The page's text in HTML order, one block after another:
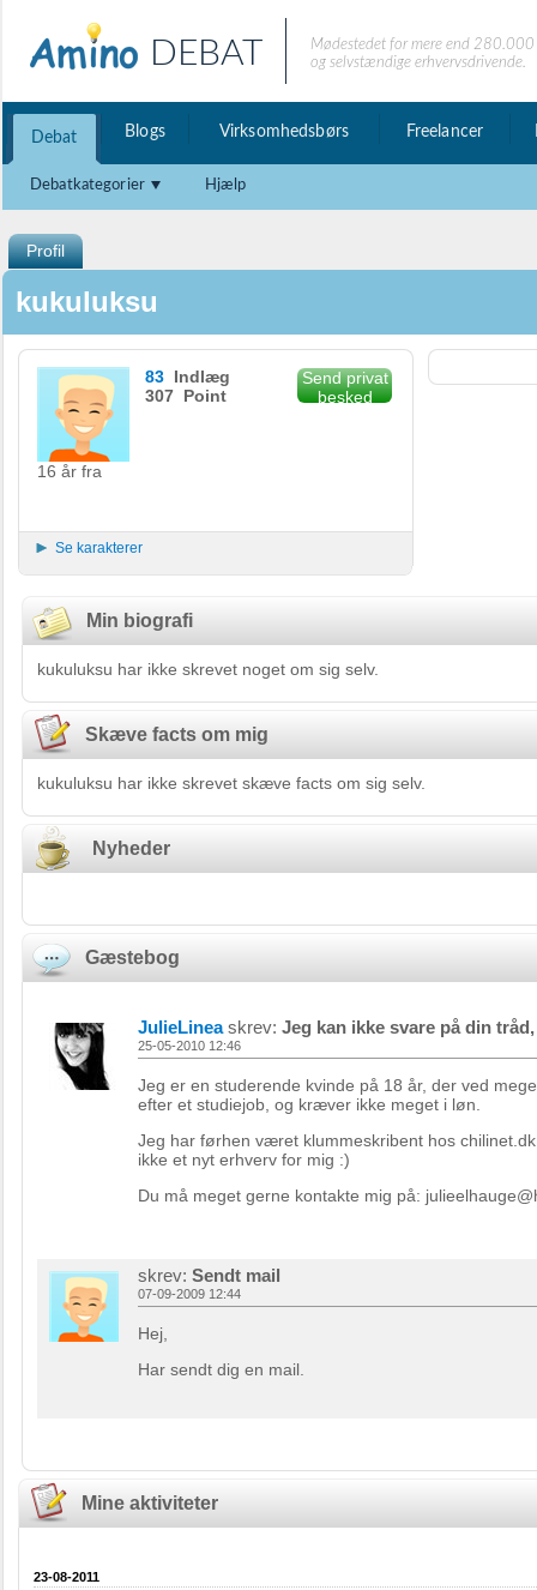
DEBAT
Mødestedet for mere end
og selvstændige erhvervsdrivende.
Debat Blogs Virksomhedsbørs Freelancer
Debatkategorier Hjælp
Profil
kukuluksu
16 år fra
83 Indlæg
307 Point
Send privat
besked
Se karakterer
Min biografi
kukuluksu har ikke skrevet noget om sig selv.
Skæve facts om mig
kukuluksu har ikke skrevet skæve facts om sig selv.
Nyheder
Gæstebog
JulieLineaskrev: Jeg kan ikke svare på din
25-05-2010 12:46
Jeg er en studerende kvinde på 18 år, der ved
efter et studiejob, og kræver ikke meget i løn.
Jeg har førhen været klummeskribent hos
ikke et nyt erhverv for mig :)
Du må meget gerne kontakte mig på:
skrev: Sendt mail
07-09-2009 12:44
Hej,
Har sendt dig en mail.
Mine aktiviteter
23-08-2011